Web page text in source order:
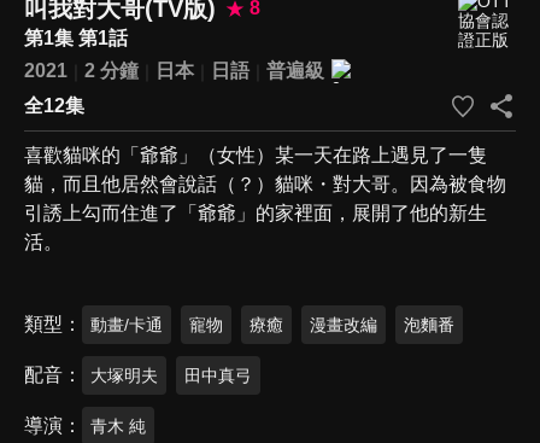
叫我對大哥(TV版)
8
第1集 第1話
2021
2 分鐘 日本 日語
普遍級
全12集
喜歡貓咪的「爺爺」（女性）某一天在路上遇見了一隻
貓，而且他居然會說話（？）貓咪・對大哥。因為被食物
引誘上勾而住進了「爺爺」的家裡面，展開了他的新生
活。
類型 動畫/卡通 寵物 療癒 漫畫改編 泡麵番
配音 大塚明夫 田中真弓
導演 青木 純